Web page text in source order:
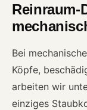
Reinraum-
Bei
Köpfe,
arbeiten wir
einziges